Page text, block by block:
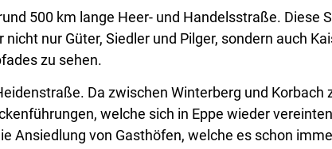
500 km lange Heer- und Handelsstraße. Diese
nur Güter, Siedler und Pilger, sondern auch
zu sehen.
Da zwischen Winterberg und
welche sich in Eppe wieder
Ansiedlung von Gasthöfen, welche es schon